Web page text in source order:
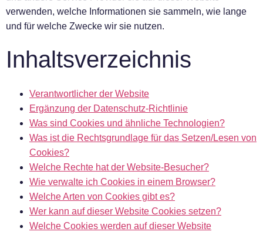
verwenden, welche Informationen sie sammeln, wie lange
und für welche Zwecke wir sie nutzen.
Inhaltsverzeichnis
Verantwortlicher der Website
Ergänzung der Datenschutz-Richtlinie
Was sind Cookies und ähnliche Technologien?
Was ist die Rechtsgrundlage für das Setzen/Lesen von
Cookies?
Welche Rechte hat der Website-Besucher?
Wie verwalte ich Cookies in einem Browser?
Welche Arten von Cookies gibt es?
Wer kann auf dieser Website Cookies setzen?
Welche Cookies werden auf dieser Website